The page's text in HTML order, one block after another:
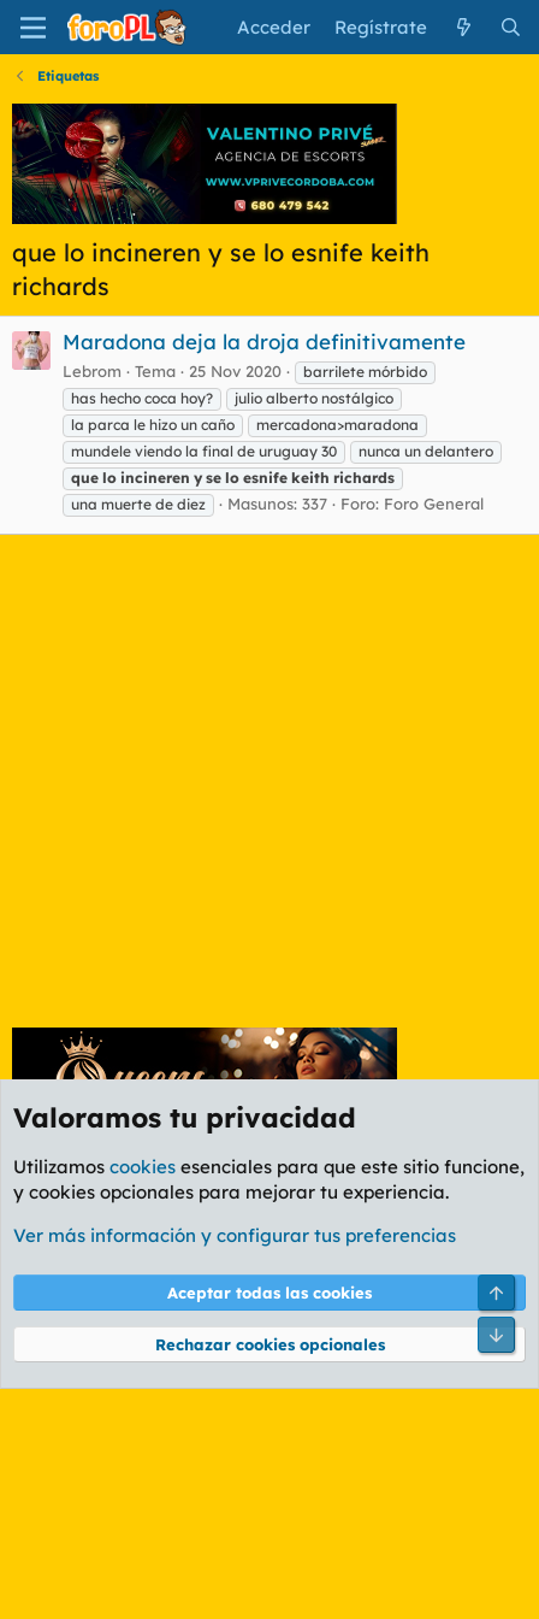
Acceder Regístrate
Etiquetas
que lo incineren y se lo esnife keith
richards
Maradona deja la droja definitivamente
Lebrom Tema 25 Nov 2020
barrilete mórbido
has hecho coca hoy?
julio alberto nostálgico
la parca le hizo un caño
mercadona>maradona
mundele viendo la final de uruguay 30
nunca un delantero
que lo incineren y se lo esnife keith richards
una muerte de diez
Masunos: 337 Foro: Foro General
Etiquetas
Cookies
PL OLDSTYLE AMARILLO
Términos y reglas Política de privacidad Ayuda
Community platform by XenForo® © 2010-2026 XenForo Ltd.
Valoramos tu privacidad
Utilizamos cookies esenciales para que este sitio funcione,
y cookies opcionales para mejorar tu experiencia.
Ver más información y configurar tus preferencias
Aceptar todas las cookies
Rechazar cookies opcionales
Pie